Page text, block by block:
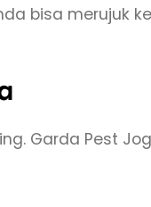
bisa merujuk
Garda Pest